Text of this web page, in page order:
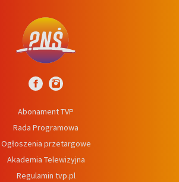
Abonament TVP
Rada Programowa
Ogłoszenia przetargowe
Akademia Telewizyjna
Regulamin tvp.pl